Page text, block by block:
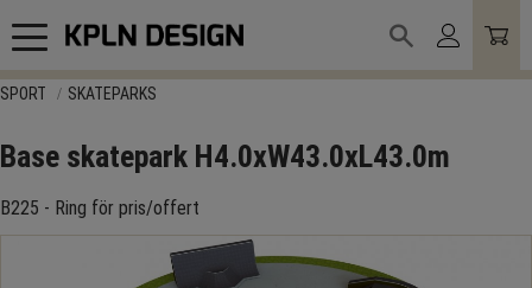
Meny
SPORT SKATEPARKS
Base skatepark H4.0xW43.0xL43.0m
B225 - Ring för pris/offert